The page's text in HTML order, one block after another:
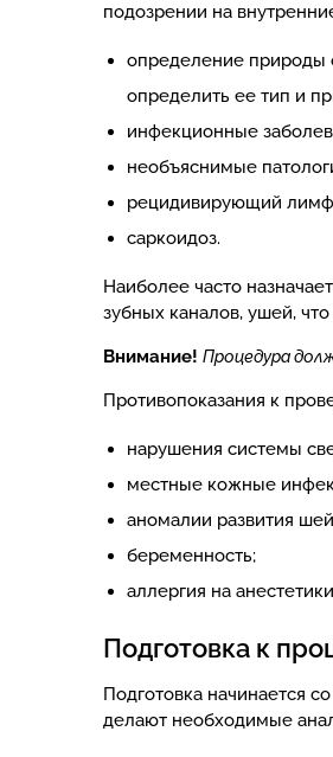
подозрении на
определение природы
определить ее тип и
инфекционные
необъяснимые
рецидивирующий
саркоидоз.
Наиболее часто
зубных каналов, ушей,
Внимание! Процедура
Противопоказания к
нарушения системы
местные кожные
аномалии развития
беременность;
аллергия на
Подготовка к
Подготовка начинается
делают необходимые